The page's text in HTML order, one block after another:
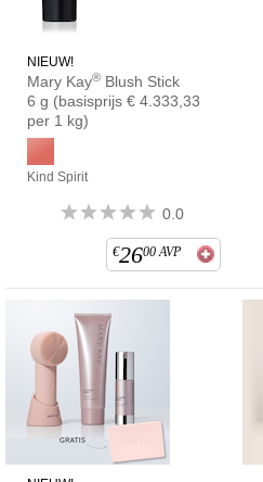
NIEUW!
Mary Kay® Blush Stick
6 g (basisprijs € 4.333,33
per 1 kg)
Kind Spirit
0.0
€2600 AVP